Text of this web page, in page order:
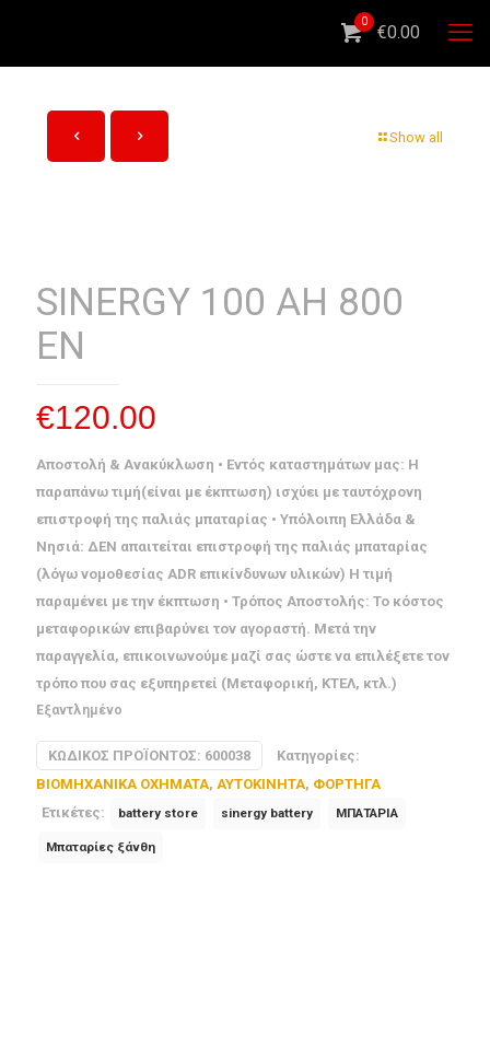
0
€0.00
Show all
SINERGY 100 AH 800
EN
€120.00
Αποστολή & Ανακύκλωση • Εντός καταστημάτων μας: Η
παραπάνω τιμή(είναι με έκπτωση) ισχύει με ταυτόχρονη
επιστροφή της παλιάς μπαταρίας • Υπόλοιπη Ελλάδα &
Νησιά: ΔΕΝ απαιτείται επιστροφή της παλιάς μπαταρίας
(λόγω νομοθεσίας ADR επικίνδυνων υλικών) Η τιμή
παραμένει με την έκπτωση • Τρόπος Αποστολής: Το κόστος
μεταφορικών επιβαρύνει τον αγοραστή. Μετά την
παραγγελία, επικοινωνούμε μαζί σας ώστε να επιλέξετε τον
τρόπο που σας εξυπηρετεί (Μεταφορική, ΚΤΕΛ, κτλ.)
Εξαντλημένο
ΚΩΔΙΚΌΣ ΠΡΟΪΌΝΤΟΣ: 600038
Κατηγορίες:
BIOMHXANIKA OXHMATA, ΑΥΤΟΚΙΝΗΤΑ, ΦΟΡΤΗΓΑ
Ετικέτες:
battery store sinergy battery ΜΠΑΤΑΡΙΑ
Μπαταρίες ξάνθη